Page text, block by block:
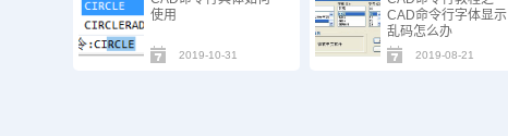
使用
2019-10-31
CAD命令行字体显示
乱码怎么办
2019-08-21